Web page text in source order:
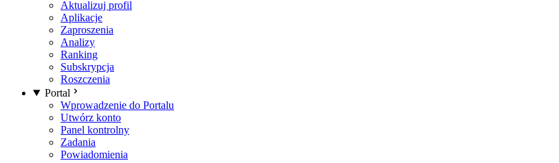
Aktualizuj profil
Aplikacje
Zaproszenia
Analizy
Ranking
Subskrypcja
Roszczenia
Portal
Wprowadzenie do Portalu
Utwórz konto
Panel kontrolny
Zadania
Powiadomienia